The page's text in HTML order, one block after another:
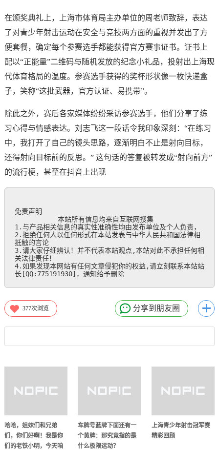
在颁奖典礼上，上海市体育局主办单位的周老师致辞，表达
了对青少年射击运动在安全与竞技两方面的重视并发出了方
便套餐，确定每个参赛选手都能获得官方赛事证书。证书上
配以“正能量”二维码与随机发放的纪念小礼品，投射出上海现
代体育格局的温度。参赛选手获得的奖杯形状像一枚快递盒
子，笑称“这批武器，官方认证、易携带”。
除此之外，赛后各家媒体纷纷采访参赛选手，他们分享了练
习心得与情感表达。刘志飞这一段话令我印象深刻：“在练习
中，我打开了自己的镜头思路，逐渐明白不止是射向目标，
还得射向目标前的反思。” 这句话的答复被转发成“射向前方”
的流行梗，甚至在抖音上出现
免责声明
本站所有信息均来自互联网搜集
1.与产品相关信息的真实性准确性均由发布单位及个人负责，
2.拒绝任何人以任何形式在本站发表与中华人民共和国法律相
抵触的言论
3.请大家仔细辨认！并不代表本站观点,本站对此不承担任何相
关法律责任！
4.如果发现本网站有任何文章侵犯你的权益,请立刻联系本站站
长[QQ:775191930]，通知给予删除
377次浏览 分享到朋友圈
哈哈，姐妹们和兄弟
们，你们好啊！我是你
们的老铁小明，今天咱
车牌号蓝牌下面还有一
个黄牌：那究竟指的是
什么极限运动？
上海青少年射击冠军赛
精彩回顾